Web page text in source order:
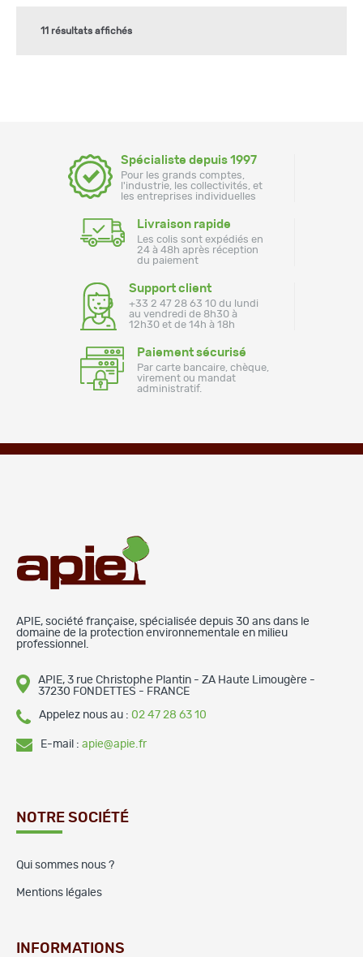
11 résultats affichés
Spécialiste depuis 1997
Pour les grands comptes,
l'industrie, les collectivités, et
les entreprises individuelles
Livraison rapide
Les colis sont expédiés en
24 à 48h après réception
du paiement
Support client
+33 2 47 28 63 10 du lundi
au vendredi de 8h30 à
12h30 et de 14h à 18h
Paiement sécurisé
Par carte bancaire, chèque,
virement ou mandat
administratif.
APIE, société française, spécialisée depuis 30 ans dans le
domaine de la protection environnementale en milieu
professionnel.
APIE, 3 rue Christophe Plantin - ZA Haute Limougère -
37230 FONDETTES - FRANCE
Appelez nous au : 02 47 28 63 10
E-mail : apie@apie.fr
NOTRE SOCIÉTÉ
Qui sommes nous ?
Mentions légales
INFORMATIONS